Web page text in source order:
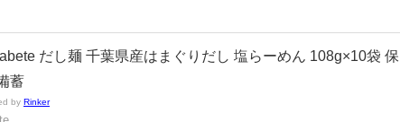
だし麺 千葉県産はまぐりだし 塩らーめん 108g×10袋 保
蓄
by Rinker